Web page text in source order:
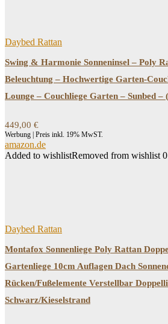
Daybed Rattan
Swing & Harmonie Sonneninsel – Poly
Beleuchtung – Hochwertige Garten-
Lounge – Couchliege Garten – Sunbed –
449,00 €
Werbung | Preis inkl. 19% MwST.
amazon.de
Added to wishlistRemoved from wishlist 0
Daybed Rattan
Montafox Sonnenliege Poly Rattan
Gartenliege 10cm Auflagen Dach
Rücken/Fußelemente Verstellbar
Schwarz/Kieselstrand